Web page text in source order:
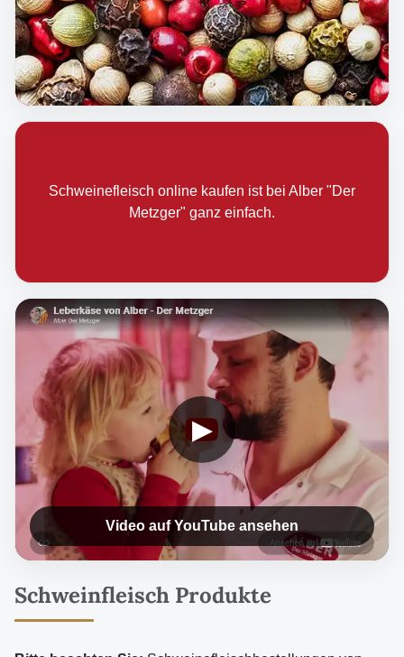
Schweinefleisch online kaufen ist bei Alber "Der
Metzger" ganz einfach.
▶
Video auf YouTube ansehen
Schweinfleisch Produkte